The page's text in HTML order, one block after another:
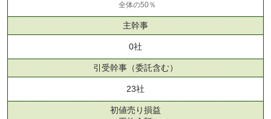
全体の50％
主幹事
0社
引受幹事 （委託含む）
23社
初値売り損益